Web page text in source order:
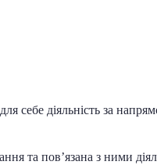
діяльність за
та пов’язана з ними